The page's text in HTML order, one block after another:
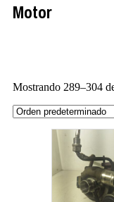
Motor
Mostrando 289–304